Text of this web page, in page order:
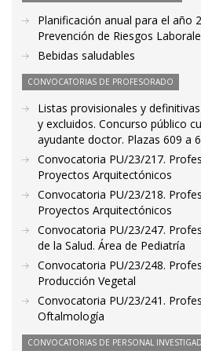
Planificación anual para el año
Prevención de Riesgos
Bebidas saludables
CONVOCATORIAS DE PROFESORADO
Listas provisionales y
y excluidos. Concurso público
ayudante doctor. Plazas 609 a
Convocatoria PU/23/217.
Proyectos Arquitectónicos
Convocatoria PU/23/218.
Proyectos Arquitectónicos
Convocatoria PU/23/247.
de la Salud. Área de Pediatría
Convocatoria PU/23/248.
Producción Vegetal
Convocatoria PU/23/241.
Oftalmología
CONVOCATORIAS DE PERSONAL